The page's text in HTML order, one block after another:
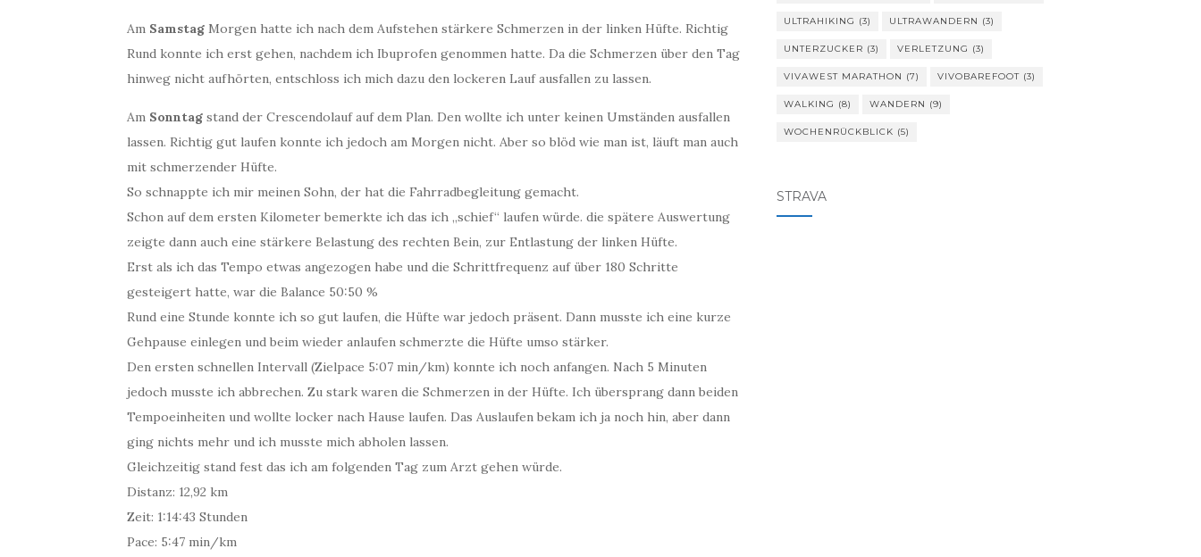
Am Samstag Morgen hatte ich nach dem Aufstehen stärkere Schmerzen in der linken Hüfte. Richtig
Rund konnte ich erst gehen, nachdem ich Ibuprofen genommen hatte. Da die Schmerzen über den Tag
hinweg nicht aufhörten, entschloss ich mich dazu den lockeren Lauf ausfallen zu lassen.
Am Sonntag stand der Crescendolauf auf dem Plan. Den wollte ich unter keinen Umständen ausfallen
lassen. Richtig gut laufen konnte ich jedoch am Morgen nicht. Aber so blöd wie man ist, läuft man auch
mit schmerzender Hüfte.
So schnappte ich mir meinen Sohn, der hat die Fahrradbegleitung gemacht.
Schon auf dem ersten Kilometer bemerkte ich das ich „schief“ laufen würde. die spätere Auswertung
zeigte dann auch eine stärkere Belastung des rechten Bein, zur Entlastung der linken Hüfte.
Erst als ich das Tempo etwas angezogen habe und die Schrittfrequenz auf über 180 Schritte
gesteigert hatte, war die Balance 50:50 %
Rund eine Stunde konnte ich so gut laufen, die Hüfte war jedoch präsent. Dann musste ich eine kurze
Gehpause einlegen und beim wieder anlaufen schmerzte die Hüfte umso stärker.
Den ersten schnellen Intervall (Zielpace 5:07 min/km) konnte ich noch anfangen. Nach 5 Minuten
jedoch musste ich abbrechen. Zu stark waren die Schmerzen in der Hüfte. Ich übersprang dann beiden
Tempoeinheiten und wollte locker nach Hause laufen. Das Auslaufen bekam ich ja noch hin, aber dann
ging nichts mehr und ich musste mich abholen lassen.
Gleichzeitig stand fest das ich am folgenden Tag zum Arzt gehen würde.
Distanz: 12,92 km
Zeit: 1:14:43 Stunden
Pace: 5:47 min/km
ULTRAHIKING (3) ULTRAWANDERN (3)
UNTERZUCKER (3) VERLETZUNG (3)
VIVAWEST MARATHON (7) VIVOBAREFOOT(3)
WALKING (8) WANDERN (9)
WOCHENRÜCKBLICK (5)
STRAVA